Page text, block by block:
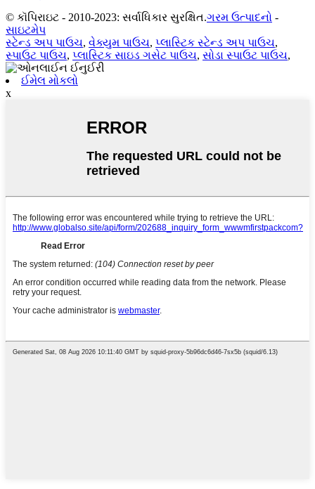
© કૉપિરાઇટ - 2010-2023: સર્વાધિકાર સુરક્ષિત.ગરમ ઉત્પાદનો -
સાઇટમેપ
સ્ટેન્ડ અપ પાઉચ, વેક્યુમ પાઉચ, પ્લાસ્ટિક સ્ટેન્ડ અપ પાઉચ,
સ્પાઉટ પાઉચ, પ્લાસ્ટિક સાઇડ ગસેટ પાઉચ, સોડા સ્પાઉટ પાઉચ,
ઈમેલ મોકલો
x